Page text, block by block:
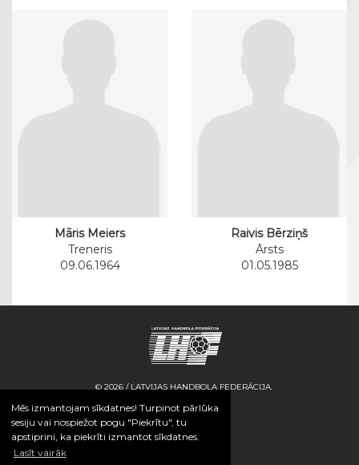
Mēs izmantojam sīkdatnes! Turpinot pārlūka
sesiju vai nospiežot pogu "Piekrītu", tu
apstiprini, ka piekrīti izmantot sīkdatnes.
Lasīt vairāk
Māris Meiers
Treneris
09.06.1964
Raivis Bērziņš
Ārsts
01.05.1985
© 2026 / LATVIJAS HANDBOLA FEDERĀCIJA.